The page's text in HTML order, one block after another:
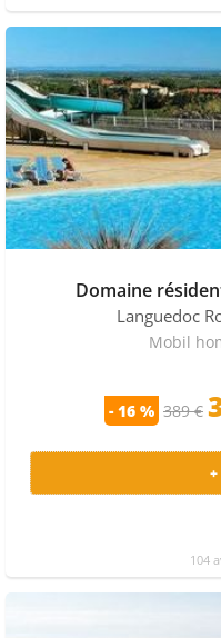
Domaine
Languedoc
Mobil
- 16 % 389 €
+
104